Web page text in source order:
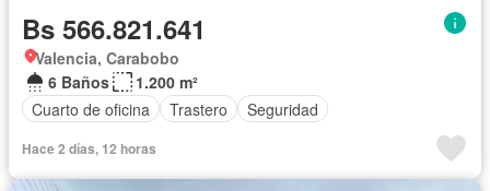
Bs 566.821.641
Valencia, Carabobo
6 Baños
1.200 m²
Cuarto de oficina
Trastero Seguridad
Hace 2 días, 12 horas